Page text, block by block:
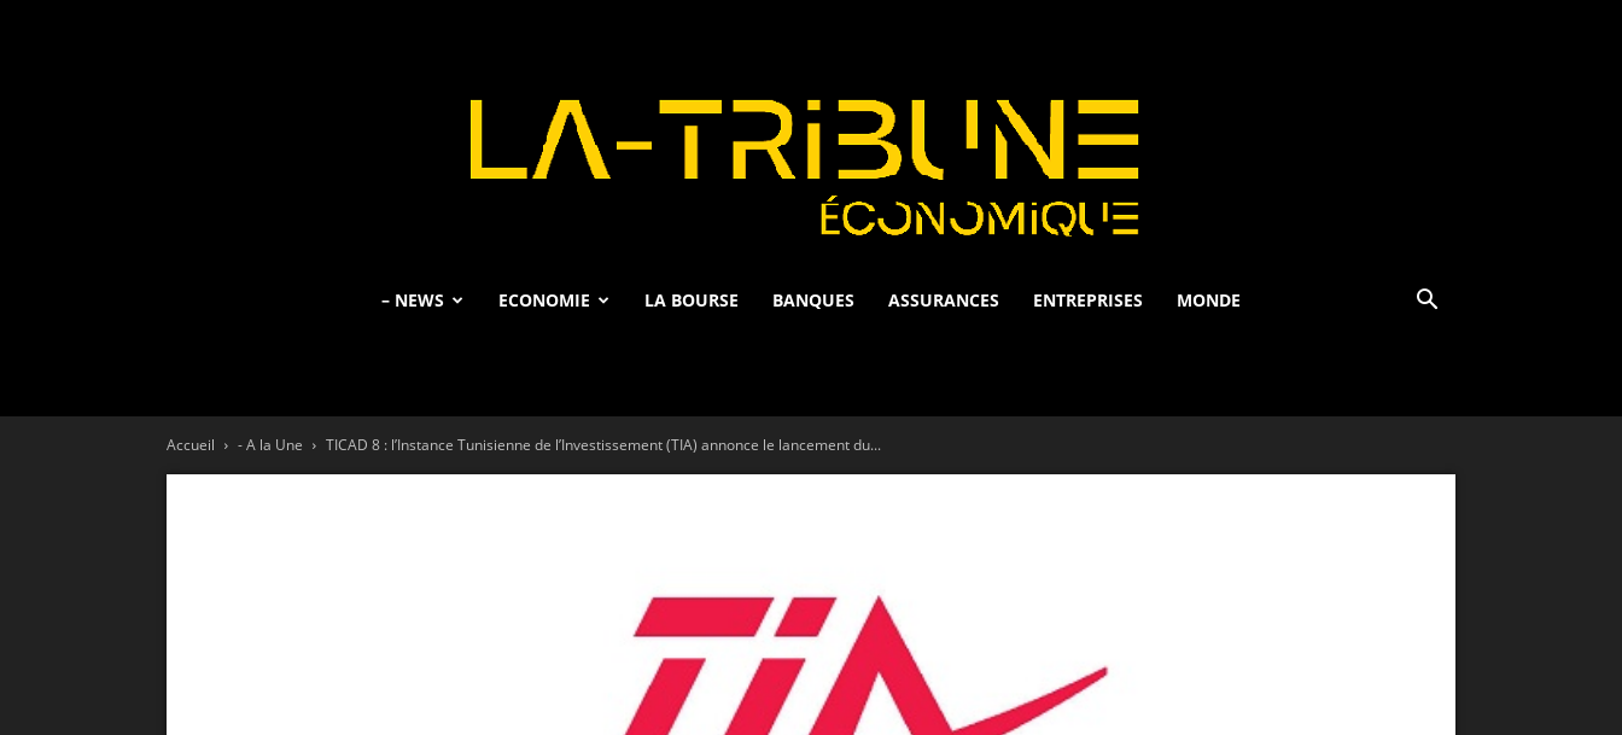
Economique
– NEWS ECONOMIE LA BOURSE BANQUES ASSURANCES ENTREPRISES MONDE
Accueil - A la Une TICAD 8 : l’Instance Tunisienne de l’Investissement (TIA) annonce le lancement du...